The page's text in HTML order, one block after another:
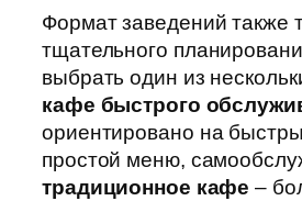
Формат заведений также
тщательного
выбрать один из
кафе быстрого
ориентировано на
простой меню,
традиционное кафе –